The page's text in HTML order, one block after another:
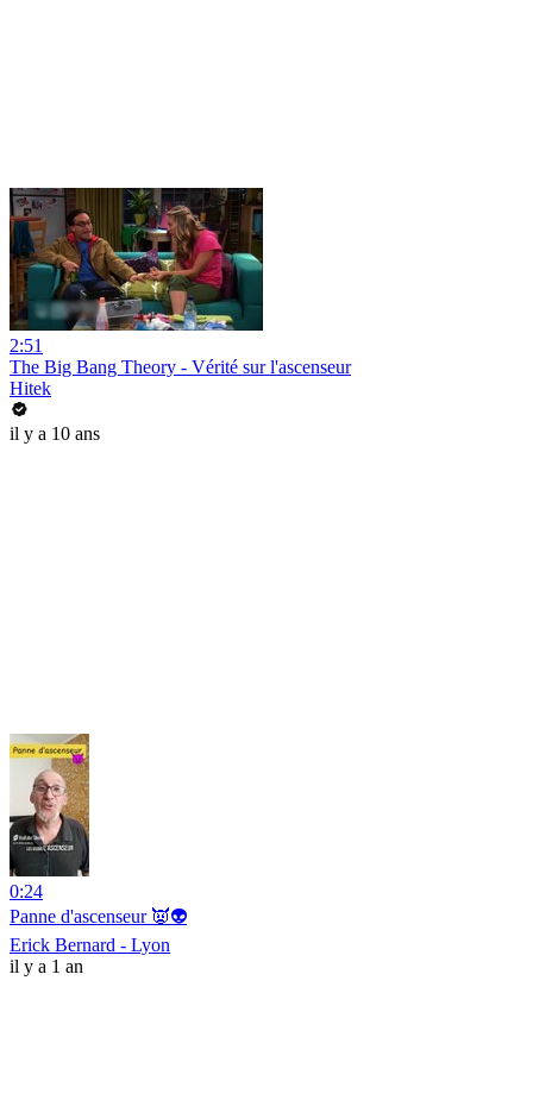
2:51
The Big Bang Theory - Vérité sur l'ascenseur
Hitek
il y a 10 ans
0:24
Panne d'ascenseur 👿👽
Erick Bernard - Lyon
il y a 1 an